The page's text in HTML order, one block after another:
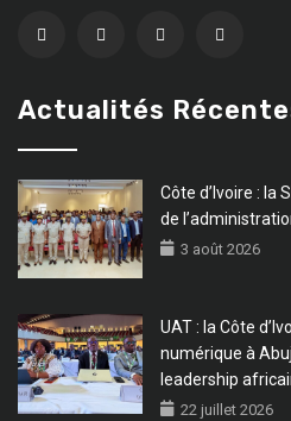
Actualités
Côte d’Ivoire : la
de
3 août 2026
UAT : la Côte
numérique à
leadership
22 juillet 2026